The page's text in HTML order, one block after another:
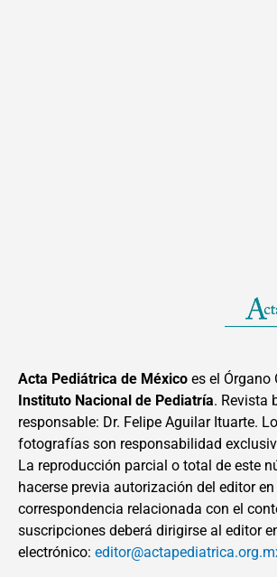
Acta Pediátrica de México es el Órgano
Instituto Nacional de Pediatría. Revista
responsable: Dr. Felipe Aguilar Ituarte.
fotografías son responsabilidad
La reproducción parcial o total de este
hacerse previa autorización del editor
correspondencia relacionada con el
suscripciones deberá dirigirse al editor
electrónico: